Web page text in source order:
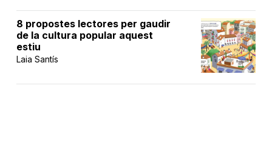
8 propostes lectores per gaudir
de la cultura popular aquest
estiu
Laia Santís